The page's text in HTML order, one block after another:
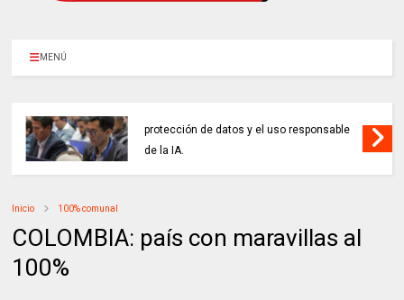
MENÚ
protección de datos y el uso responsable
de la IA.
Inicio 100% comunal
COLOMBIA: país con maravillas al
100%